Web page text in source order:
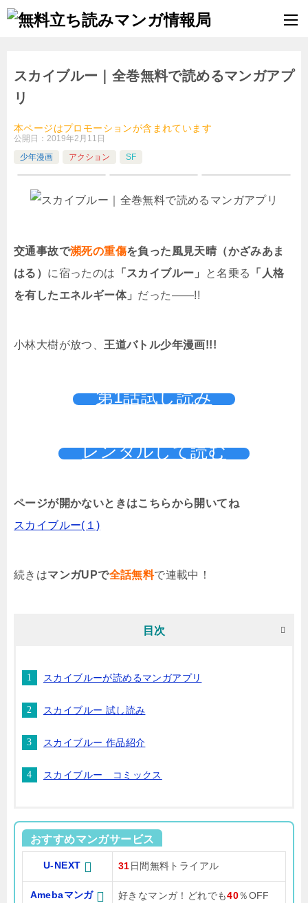
スカイブルー｜全巻無料で読めるマンガアプ
リ
本ページはプロモーションが含まれています
公開日： 2019年2月11日
少年漫画
アクション SF
交通事故で瀕死の重傷を負った風見天晴（かざみあま
はる） に宿ったのは 「スカイブルー」 と名乗る
「人格
を有したエネルギー体」 だった――!!
小林大樹が放つ、 王道バトル少年漫画!!!
第1話試し読み
レンタルして読む
ページが開かないときはこちらから開いてね
スカイブルー(１)
続きはマンガUPで全話無料で連載中！
目次
スカイブルーが読めるマンガアプリ
スカイブルー 試し読み
スカイブルー 作品紹介
スカイブルー コミックス
おすすめマンガサービス
U-NEXT 31 日間無料トライアル
Amebaマンガ 好きなマンガ！どれでも40％OFF